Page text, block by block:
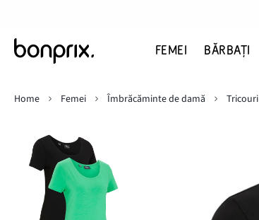
FEMEI BĂRBAŢI
Home
Femei Îmbrăcăminte de damă Tricouri